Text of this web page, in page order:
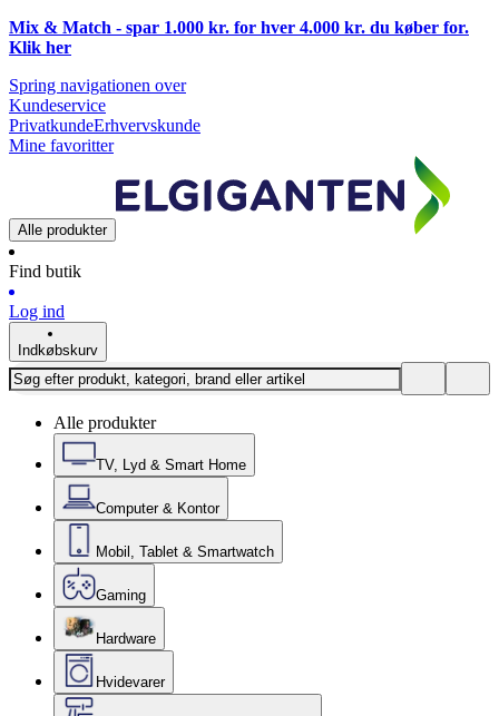
Mix & Match - spar 1.000 kr. for hver 4.000 kr. du køber for.
Klik her
Spring navigationen over
Kundeservice
PrivatkundeErhvervskunde
Mine favoritter
Alle produkter
Find butik
Log ind
Indkøbskurv
Alle produkter
TV, Lyd & Smart Home
Computer & Kontor
Mobil, Tablet & Smartwatch
Gaming
Hardware
Hvidevarer